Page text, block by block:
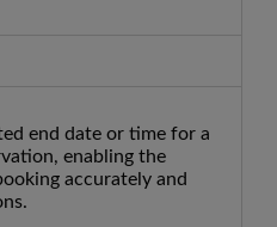
end date or time for a
enabling the
accurately and